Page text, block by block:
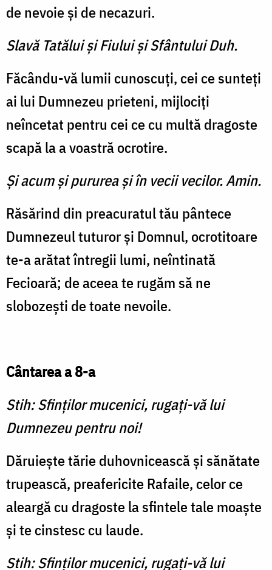
de nevoie și de necazuri.
Slavă Tatălui şi Fiului şi Sfântului Duh.
Făcându-vă lumii cunoscuți, cei ce sunteți
ai lui Dumnezeu prieteni, mijlociți
neîncetat pentru cei ce cu multă dragoste
scapă la a voastră ocrotire.
Şi acum şi pururea şi în vecii vecilor. Amin.
Răsărind din preacuratul tău pântece
Dumnezeul tuturor și Domnul, ocrotitoare
te-a arătat întregii lumi, neîntinată
Fecioară; de aceea te rugăm să ne
slobozești de toate nevoile.
Cântarea a 8-a
Stih: Sfinților mucenici, rugați-vă lui
Dumnezeu pentru noi!
Dăruiește tărie duhovnicească și sănătate
trupească, preafericite Rafaile, celor ce
aleargă cu dragoste la sfintele tale moaște
și te cinstesc cu laude.
Stih: Sfinților mucenici, rugați-vă lui